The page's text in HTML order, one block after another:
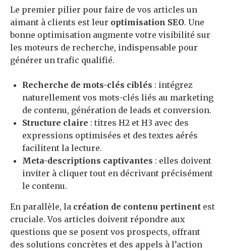
Le premier pilier pour faire de vos articles un
aimant à clients est leur optimisation SEO. Une
bonne optimisation augmente votre visibilité sur
les moteurs de recherche, indispensable pour
générer un trafic qualifié.
Recherche de mots-clés ciblés : intégrez
naturellement vos mots-clés liés au marketing
de contenu, génération de leads et conversion.
Structure claire : titres H2 et H3 avec des
expressions optimisées et des textes aérés
facilitent la lecture.
Meta-descriptions captivantes : elles doivent
inviter à cliquer tout en décrivant précisément
le contenu.
En parallèle, la création de contenu pertinent est
cruciale. Vos articles doivent répondre aux
questions que se posent vos prospects, offrant
des solutions concrètes et des appels à l’action